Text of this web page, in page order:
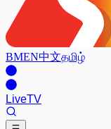
BMEN中文தமிழ்
LiveTV